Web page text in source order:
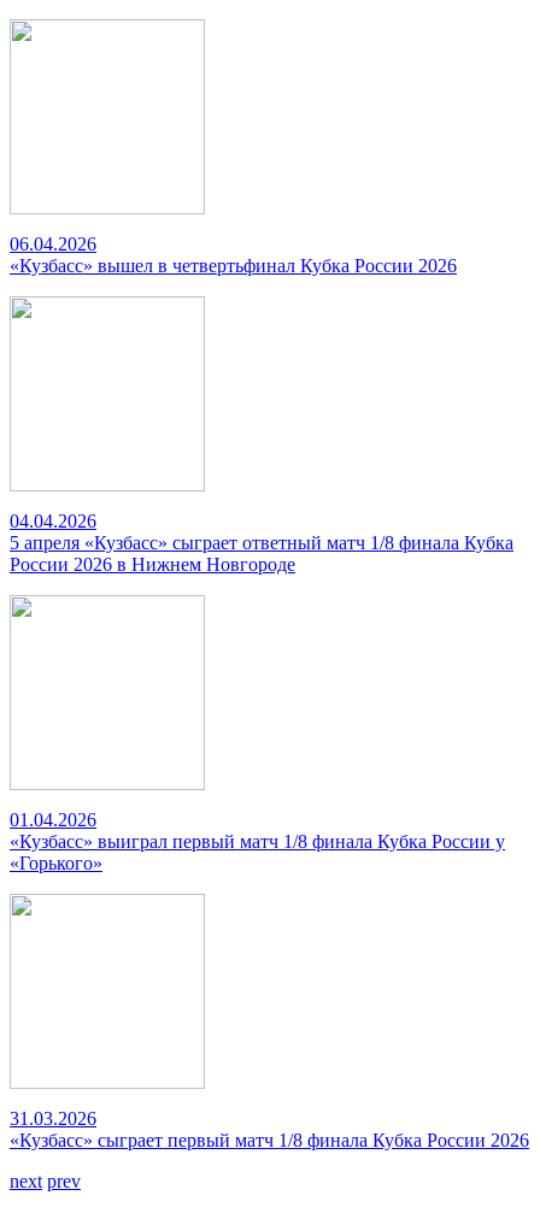
06.04.2026
«Кузбасс» вышел в четвертьфинал Кубка России 2026
04.04.2026
5 апреля «Кузбасс» сыграет ответный матч 1/8 финала Кубка
России 2026 в Нижнем Новгороде
01.04.2026
«Кузбасс» выиграл первый матч 1/8 финала Кубка России у
«Горького»
31.03.2026
«Кузбасс» сыграет первый матч 1/8 финала Кубка России 2026
next prev